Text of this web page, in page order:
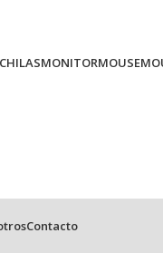
MONITORMOUSE
Contacto